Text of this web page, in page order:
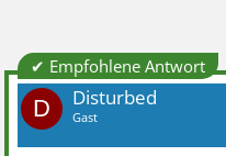
✔ Empfohlene Antwort
D Disturbed
Gast